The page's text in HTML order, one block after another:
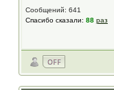
Сообщений: 641
Спасибо сказали: 88 раз